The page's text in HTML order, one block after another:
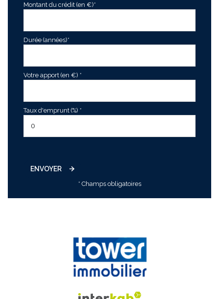
Montant du crédit (en €)*
Durée (années)*
Votre apport (en €) *
Taux d'emprunt (%) *
ENVOYER
* Champs obligatoires